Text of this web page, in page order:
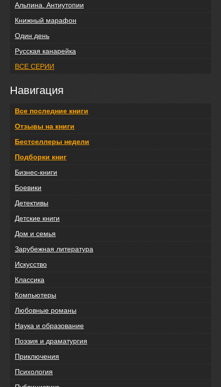
Альпина. Антиутопии
Книжный марафон
Один день
Русская канарейка
ВСЕ СЕРИИ
Навигация
Все последние книги
Отзывы на книги
Бестселлеры недели
Подборки книг
Бизнес-книги
Боевики
Детективы
Детские книги
Дом и семья
Зарубежная литература
Искусство
Классика
Компьютеры
Любовные романы
Наука и образование
Поэзия и драматургия
Приключения
Психология